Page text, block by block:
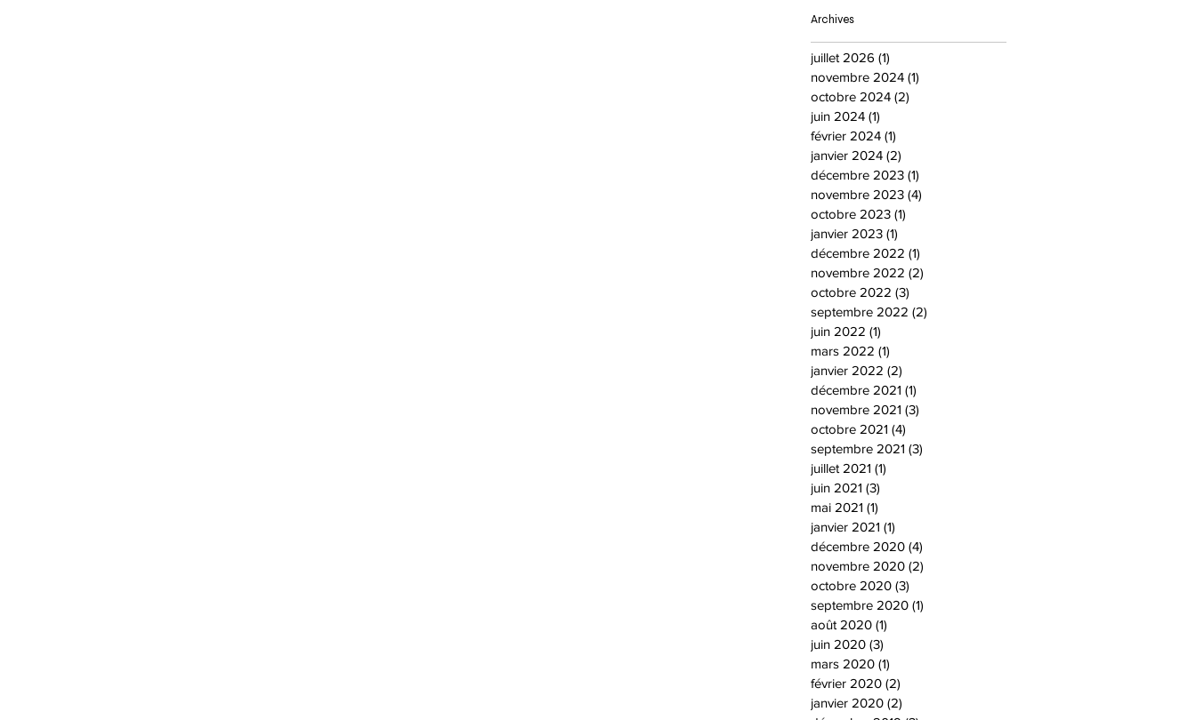
Archives
juillet 2026 (1)
novembre 2024 (1)
octobre 2024 (2)
juin 2024 (1)
février 2024 (1)
janvier 2024 (2)
décembre 2023 (1)
novembre 2023 (4)
octobre 2023 (1)
janvier 2023 (1)
décembre 2022 (1)
novembre 2022 (2)
octobre 2022 (3)
septembre 2022 (2)
juin 2022 (1)
mars 2022 (1)
janvier 2022 (2)
décembre 2021 (1)
novembre 2021 (3)
octobre 2021 (4)
septembre 2021 (3)
juillet 2021 (1)
juin 2021 (3)
mai 2021 (1)
janvier 2021 (1)
décembre 2020 (4)
novembre 2020 (2)
octobre 2020 (3)
septembre 2020 (1)
août 2020 (1)
juin 2020 (3)
mars 2020 (1)
février 2020 (2)
janvier 2020 (2)